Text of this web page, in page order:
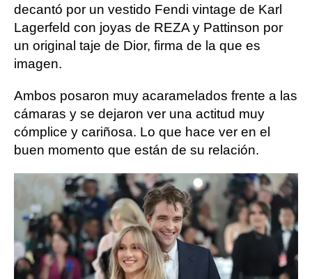
decantó por un vestido Fendi vintage de Karl
Lagerfeld con joyas de REZA y Pattinson por
un original taje de Dior, firma de la que es
imagen.
Ambos posaron muy acaramelados frente a las
cámaras y se dejaron ver una actitud muy
cómplice y cariñosa. Lo que hace ver en el
buen momento que están de su relación.